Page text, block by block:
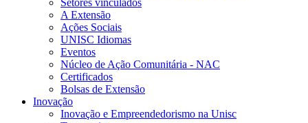
Setores vinculados
A Extensão
Ações Sociais
UNISC Idiomas
Eventos
Núcleo de Ação Comunitária - NAC
Certificados
Bolsas de Extensão
Inovação
Inovação e Empreendedorismo na Unisc